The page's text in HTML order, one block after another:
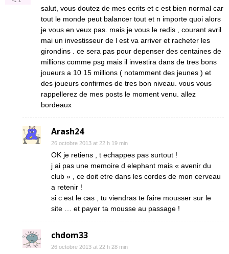
salut, vous doutez de mes ecrits et c est bien normal car
tout le monde peut balancer tout et n importe quoi alors
je vous en veux pas. mais je vous le redis , courant avril
mai un investisseur de l est va arriver et racheter les
girondins . ce sera pas pour depenser des centaines de
millions comme psg mais il investira dans de tres bons
joueurs a 10 15 millions ( notamment des jeunes ) et
des joueurs confirmes de tres bon niveau. vous vous
rappellerez de mes posts le moment venu. allez
bordeaux
Arash24
26 octobre 2013 at 22 h 19 min
OK je retiens , t echappes pas surtout !
j ai pas une memoire d elephant mais « avenir du
club » , ce doit etre dans les cordes de mon cerveau
a retenir !
si c est le cas , tu viendras te faire mousser sur le
site … et payer ta mousse au passage !
chdom33
26 octobre 2013 at 22 h 28 min